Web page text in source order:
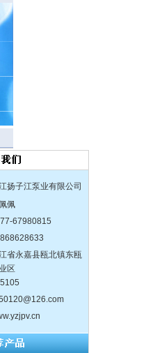
扬子江泵业有限公司
佩
67980815
省永嘉县瓯北镇东瓯
区
不锈钢电动隔膜泵
塑料化工隔膜泵
315不锈钢耐腐蚀
化工离心泵